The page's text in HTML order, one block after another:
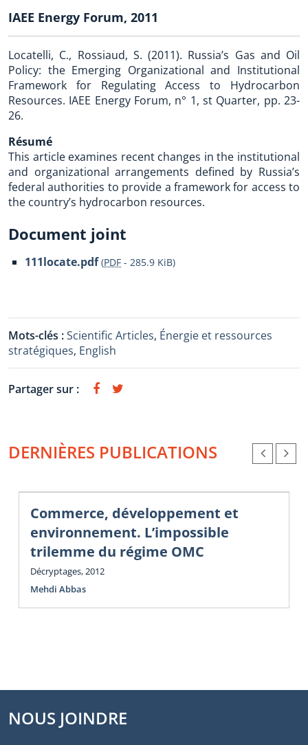
IAEE Energy Forum, 2011
Locatelli, C., Rossiaud, S. (2011). Russia’s Gas and Oil
Policy: the Emerging Organizational and Institutional
Framework for Regulating Access to Hydrocarbon
Resources. IAEE Energy Forum, n° 1, st Quarter, pp. 23-
26.
Résumé
This article examines recent changes in the institutional
and organizational arrangements defined by Russia’s
federal authorities to provide a framework for access to
the country’s hydrocarbon resources.
Document joint
111locate.pdf (PDF - 285.9 KiB)
Mots-clés :Scientific Articles, Énergie et ressources
stratégiques, English
Partager sur :
DERNIÈRES PUBLICATIONS
Commerce, développement et
environnement. L’impossible
trilemme du régime OMC
Décryptages, 2012
Mehdi Abbas
NOUS JOINDRE